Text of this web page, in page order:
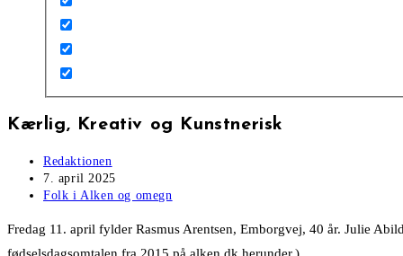
Kærlig, Kreativ og Kunstnerisk
Post
author:
Redaktionen
Post
published:
7. april 2025
Post
Folk i Alken og omegn
Fredag 11. april fylder Rasmus Arentsen, Emborgvej, 40 år. Julie
fødselsdagsomtalen fra 2015 på alken.dk herunder.)